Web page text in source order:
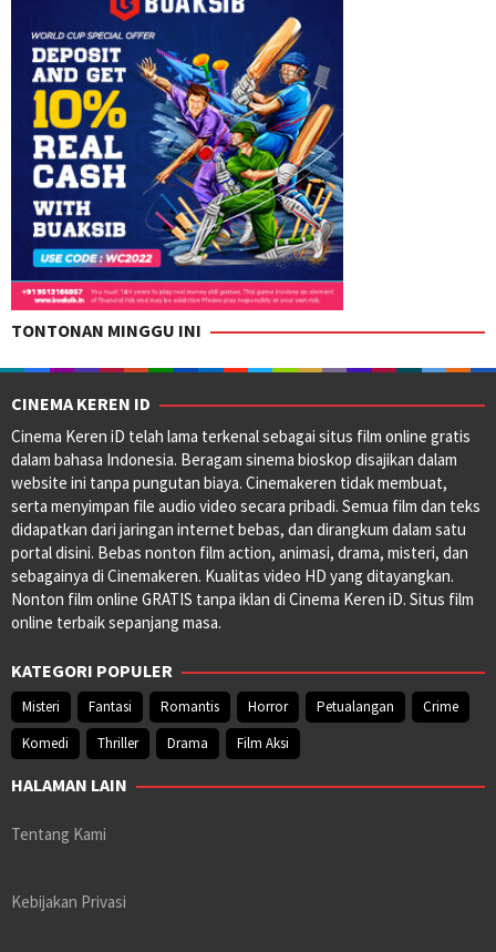
TONTONAN MINGGU INI
CINEMA KEREN ID
Cinema Keren iD telah lama terkenal sebagai situs film online gratis
dalam bahasa Indonesia. Beragam sinema bioskop disajikan dalam
website ini tanpa pungutan biaya. Cinemakeren tidak membuat,
serta menyimpan file audio video secara pribadi. Semua film dan teks
didapatkan dari jaringan internet bebas, dan dirangkum dalam satu
portal disini. Bebas nonton film action, animasi, drama, misteri, dan
sebagainya di Cinemakeren. Kualitas video HD yang ditayangkan.
Nonton film online GRATIS tanpa iklan di Cinema Keren iD. Situs film
online terbaik sepanjang masa.
KATEGORI POPULER
Misteri Fantasi Romantis Horror Petualangan
Crime
Komedi
Thriller Drama Film Aksi
HALAMAN LAIN
Tentang Kami
Kebijakan Privasi